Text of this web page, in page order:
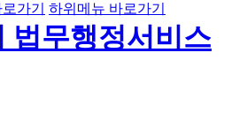
가기 하위메뉴 바로가기